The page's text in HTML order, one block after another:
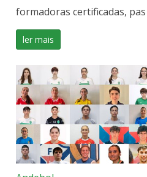
formadoras certificadas, pas
ler mais